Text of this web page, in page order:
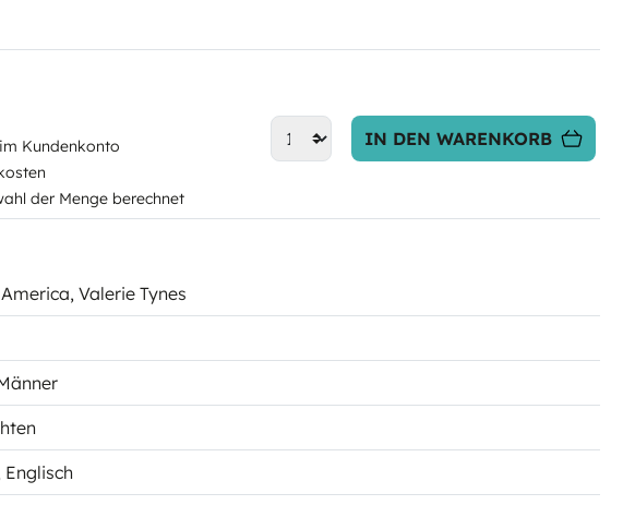
Kundenkonto
der Menge berechnet
IN DEN WARENKORB
, Valerie Tynes
Englisch